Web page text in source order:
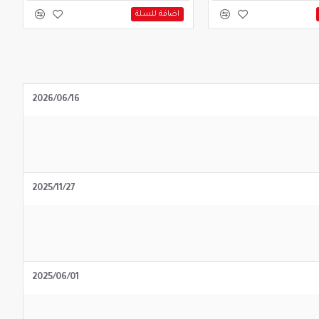
اضافة للسلة
2026/06/16
2025/11/27
2025/06/01